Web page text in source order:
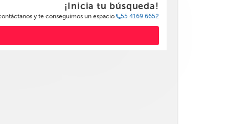
¡Inicia tu búsqueda!
y te conseguimos un espacio 55 4169 6652